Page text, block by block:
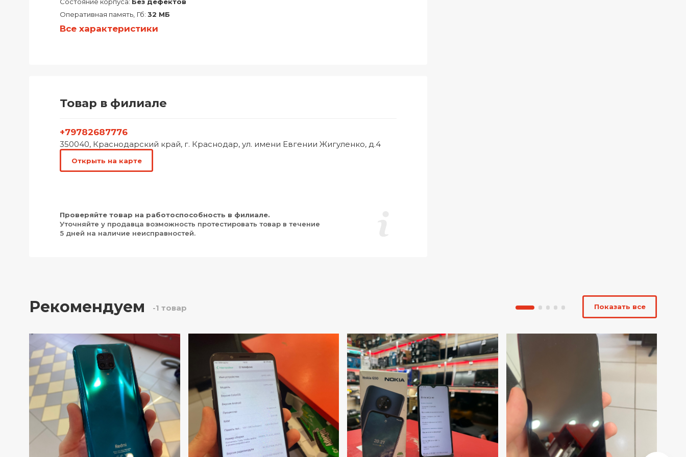
Оперативная память, Гб: 32 МБ
Все характеристики
Товар в филиале
+79782687776
350040, Краснодарский край, г. Краснодар, ул. имени Евгении Жигуленко, д.4
Открыть на карте
Проверяйте товар на работоспособность в филиале.
Уточняйте у продавца возможность протестировать товар в течение
5 дней на наличие неисправностей.
Рекомендуем -1 товар Показать все